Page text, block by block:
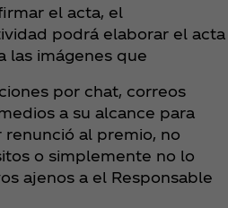
el acta, el
podrá elaborar el acta
las imágenes que
por chat, correos
a su alcance para
al premio, no
o simplemente no lo
ajenos a el Responsable